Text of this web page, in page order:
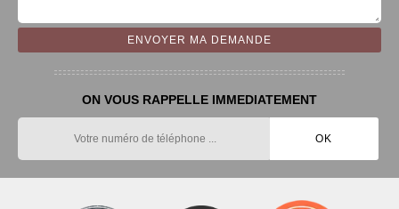
ON VOUS RAPPELLE IMMEDIATEMENT